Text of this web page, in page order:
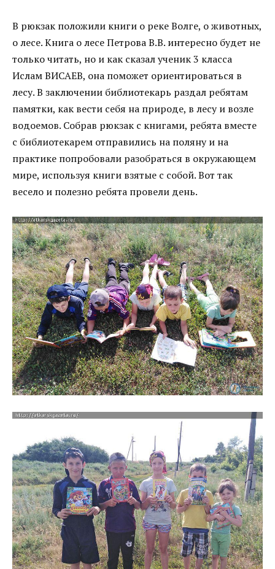
В рюкзак положили книги о реке Волге, о животных,
о лесе. Книга о лесе Петрова В.В. интересно будет не
только читать, но и как сказал ученик 3 класса
Ислам ВИСАЕВ, она поможет ориентироваться в
лесу. В заключении библиотекарь раздал ребятам
памятки, как вести себя на природе, в лесу и возле
водоемов. Собрав рюкзак с книгами, ребята вместе
с библиотекарем отправились на поляну и на
практике попробовали разобраться в окружающем
мире, используя книги взятые с собой. Вот так
весело и полезно ребята провели день.